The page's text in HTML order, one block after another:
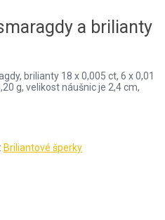
a brilianty
brilianty 18 x 0,005 ct, 6 x 0,01
g, velikost náušnic je 2,4 cm,
Briliantové šperky